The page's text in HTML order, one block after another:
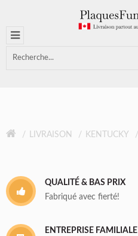
LIVRAISON KENTUCKY
QUALITÉ & BAS PRIX
Fabriqué avec fierté!
ENTREPRISE FAMILIALE